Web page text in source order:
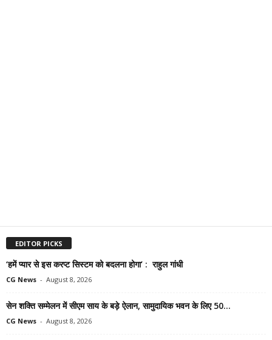
EDITOR PICKS
‘हमें प्यार से इस करप्ट सिस्टम को बदलना होगा’ : राहुल गांधी
CG News - August 8, 2026
सेन शक्ति सम्मेलन में सीएम साय के बड़े ऐलान, सामुदायिक भवन के लिए 50...
CG News - August 8, 2026